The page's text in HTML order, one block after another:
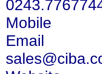
Chi tiết
Email :